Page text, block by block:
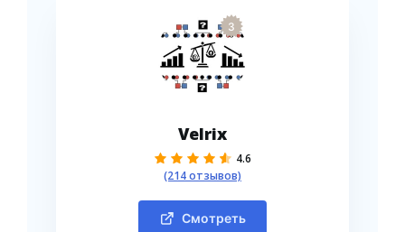
3
Velrix
4.6
(214 отзывов)
Смотреть